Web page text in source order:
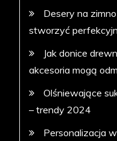
Desery na
stworzyć
Jak donice
akcesoria mogą
Olśniewające
– trendy 2024
Personalizacja